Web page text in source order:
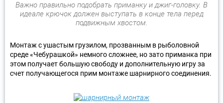
Важно правильно подобрать приманку и джиг-головку. В
идеале крючок должен выступать в конце тела перед
подвижным хвостом.
Монтаж с ушастым грузилом, прозванным в рыболовной
среде «Чебурашкой» немного сложнее, но зато приманка при
этом получает большую свободу и дополнительную игру за
счет получающегося прим монтаже шарнирного соединения.